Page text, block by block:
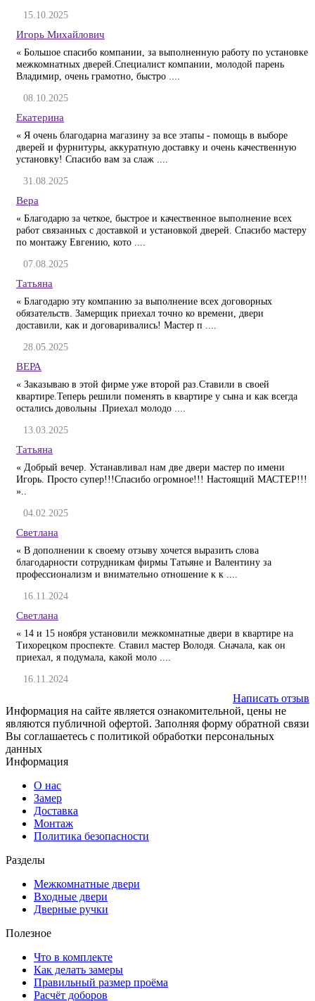
15.10.2025
Игорь Михайлович
« Большое спасибо компании, за выполненную работу по установке
межкомнатных дверей.Специалист компании, молодой парень
Владимир, очень грамотно, быстро ....
08.10.2025
Екатерина
« Я очень благодарна магазину за все этапы - помощь в выборе
дверей и фурнитуры, аккуратную доставку и очень качественную
установку! Спасибо вам за слаж ....
31.08.2025
Вера
« Благодарю за четкое, быстрое и качественное выполнение всех
работ связанных с доставкой и установкой дверей. Спасибо мастеру
по монтажу Евгению, кото ....
07.08.2025
Татьяна
« Благодарю эту компанию за выполнение всех договорных
обязательств. Замерщик приехал точно ко времени, двери
доставили, как и договаривались! Мастер п ....
28.05.2025
ВЕРА
« Заказываю в этой фирме уже второй раз.Ставили в своей
квартире.Теперь решили поменять в квартире у сына и как всегда
остались довольны .Приехал молодо ....
13.03.2025
Татьяна
« Добрый вечер. Устанавливал нам две двери мастер по имени
Игорь. Просто супер!!!Спасибо огромное!!! Настоящий МАСТЕР!!!
»..
04.02.2025
Светлана
« В дополнении к своему отзыву хочется выразить слова
благодарности сотрудникам фирмы Татьяне и Валентину за
профессионализм и внимательно отношение к к ....
16.11.2024
Светлана
« 14 и 15 ноября установили межкомнатные двери в квартире на
Тихорецком проспекте. Ставил мастер Володя. Сначала, как он
приехал, я подумала, какой моло ....
16.11.2024
Написать отзыв
Информация на сайте является ознакомительной, цены не
являются публичной офертой. Заполняя форму обратной связи
Вы соглашаетесь с политикой обработки персональных
данных
Информация
О нас
Замер
Доставка
Монтаж
Политика безопасности
Разделы
Межкомнатные двери
Входные двери
Дверные ручки
Полезное
Что в комплекте
Как делать замеры
Правильный размер проёма
Расчёт доборов